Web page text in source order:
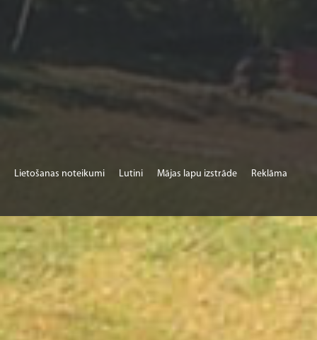
Lietošanas noteikumi Lutini Mājas lapu izstrāde Reklāma